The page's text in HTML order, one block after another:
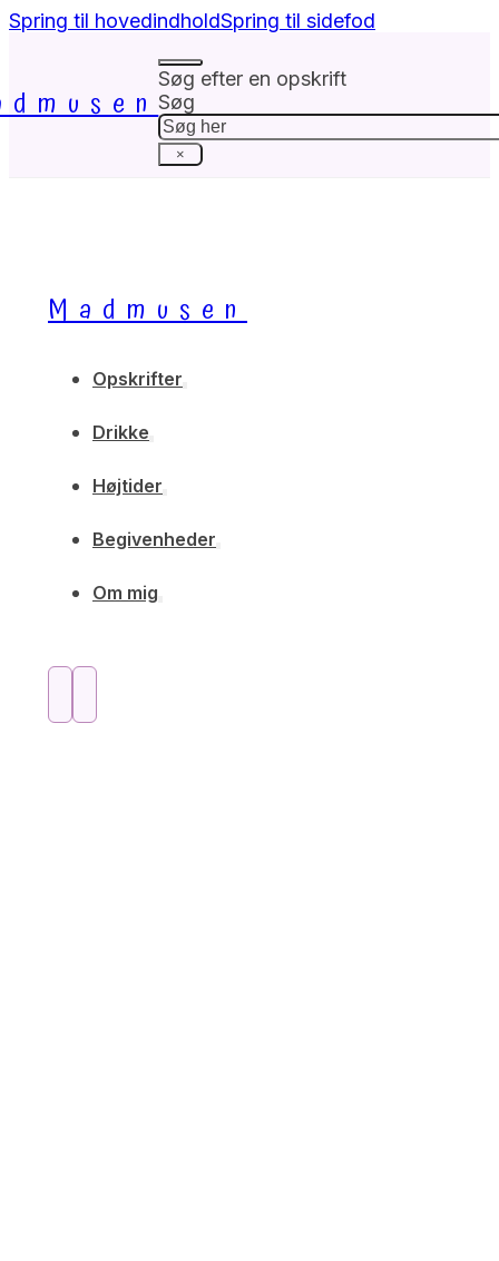
Spring til hovedindholdSpring til sidefod
Søg efter en opskrift
Søg
×
Madmusen
Opskrifter
Drikke
Højtider
Begivenheder
Om mig